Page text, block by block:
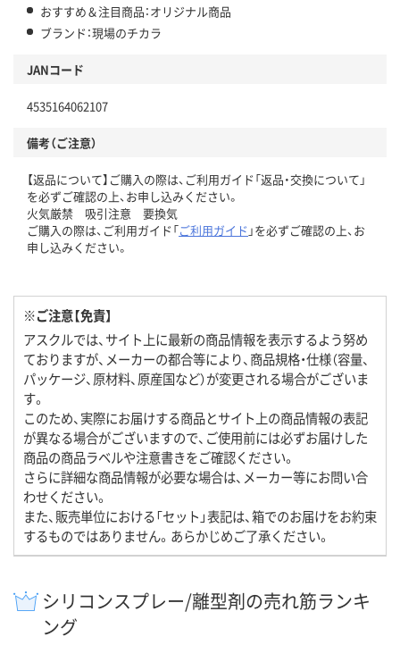
おすすめ＆注目商品：オリジナル商品
ブランド：現場のチカラ
JANコード
4535164062107
備考（ご注意）
【返品について】ご購入の際は、ご利用ガイド「返品・交換について」
を必ずご確認の上、お申し込みください。
火気厳禁 吸引注意 要換気
ご購入の際は、ご利用ガイド「ご利用ガイド 」を必ずご確認の上、お
申し込みください。
※ご注意【免責】
アスクルでは、サイト上に最新の商品情報を表示するよう努め
ておりますが、メーカーの都合等により、商品規格・仕様（容量、
パッケージ、原材料、原産国など）が変更される場合がございま
す。
このため、実際にお届けする商品とサイト上の商品情報の表記
が異なる場合がございますので、ご使用前には必ずお届けした
商品の商品ラベルや注意書きをご確認ください。
さらに詳細な商品情報が必要な場合は、メーカー等にお問い合
わせください。
また、販売単位における「セット」表記は、箱でのお届けをお約束
するものではありません。あらかじめご了承ください。
シリコンスプレー/離型剤の売れ筋ランキ
ング